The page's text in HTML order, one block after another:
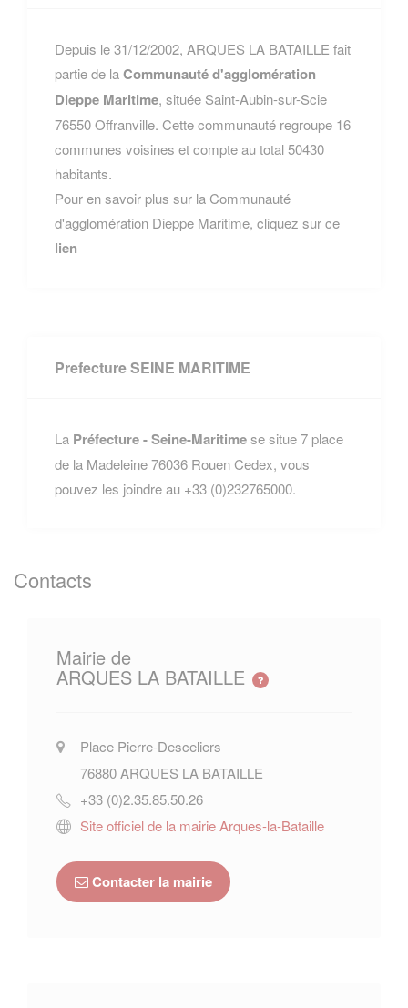
Depuis le 31/12/2002, ARQUES LA BATAILLE fait
partie de laCommunauté d'agglomération
Dieppe Maritime, située Saint-Aubin-sur-Scie
76550 Offranville. Cette communauté regroupe 16
communes voisines et compte au total 50430
habitants.
Pour en savoir plus sur la Communauté
d'agglomération Dieppe Maritime, cliquez sur ce
lien
Prefecture SEINE MARITIME
La Préfecture - Seine-Maritimese situe 7 place
de la Madeleine 76036 Rouen Cedex, vous
pouvez les joindre au +33 (0)232765000.
Contacts
Mairie de
ARQUES LA BATAILLE
Place Pierre-Desceliers
76880 ARQUES LA BATAILLE
+33 (0)2.35.85.50.26
Site officiel de la mairie Arques-la-Bataille
Contacter la mairie